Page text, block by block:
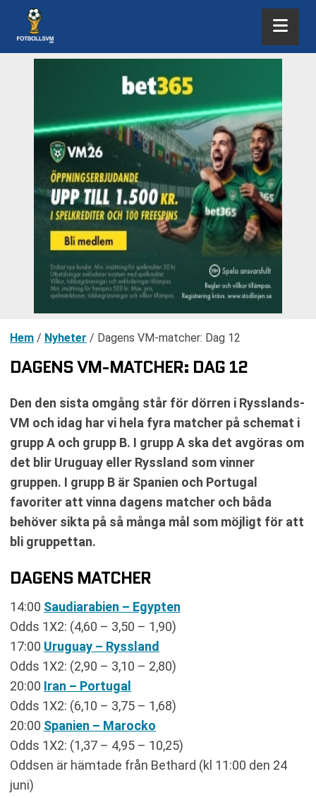
Hem / Nyheter / Dagens VM-matcher: Dag 12
DAGENS VM-MATCHER: DAG 12
Den den sista omgång står för dörren i Rysslands-
VM och idag har vi hela fyra matcher på schemat i
grupp A och grupp B. I grupp A ska det avgöras om
det blir Uruguay eller Ryssland som vinner
gruppen. I grupp B är Spanien och Portugal
favoriter att vinna dagens matcher och båda
behöver sikta på så många mål som möjligt för att
bli gruppettan.
DAGENS MATCHER
14:00 Saudiarabien – Egypten
Odds 1X2: (4,60 – 3,50 – 1,90)
17:00 Uruguay – Ryssland
Odds 1X2: (2,90 – 3,10 – 2,80)
20:00 Iran – Portugal
Odds 1X2: (6,10 – 3,75 – 1,68)
20:00 Spanien – Marocko
Odds 1X2: (1,37 – 4,95 – 10,25)
Oddsen är hämtade från Bethard (kl 11:00 den 24
juni)